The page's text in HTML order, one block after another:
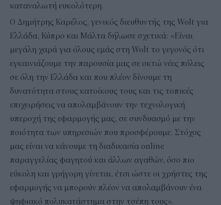
καταναλωτή ευκολότερη.
Ο Δημήτρης Καρέλος, γενικός διευθυντής της Wolt για
Ελλάδα, Κύπρο και Μάλτα δήλωσε σχετικά: «Είναι
μεγάλη χαρά για όλους εμάς στη Wolt το γεγονός ότι
εγκαινιάζουμε την παρουσία μας σε οκτώ νέες πόλεις
σε όλη την Ελλάδα και που πλέον δίνουμε τη
δυνατότητα στους κατοίκους τους και τις τοπικές
επιχειρήσεις να απολαμβάνουν την τεχνολογική
υπεροχή της εφαρμογής μας, σε συνδυασμό με την
ποιότητα των υπηρεσιών που προσφέρουμε. Στόχος
μας είναι να κάνουμε τη διαδικασία online
παραγγελίας φαγητού και άλλων αγαθών, όσο πιο
εύκολη και γρήγορη γίνεται, έτσι ώστε οι χρήστες της
εφαρμογής να μπορούν πλέον να απολαμβάνουν ένα
ψηφιακό πολυκατάστημα στην τσέπη τους».